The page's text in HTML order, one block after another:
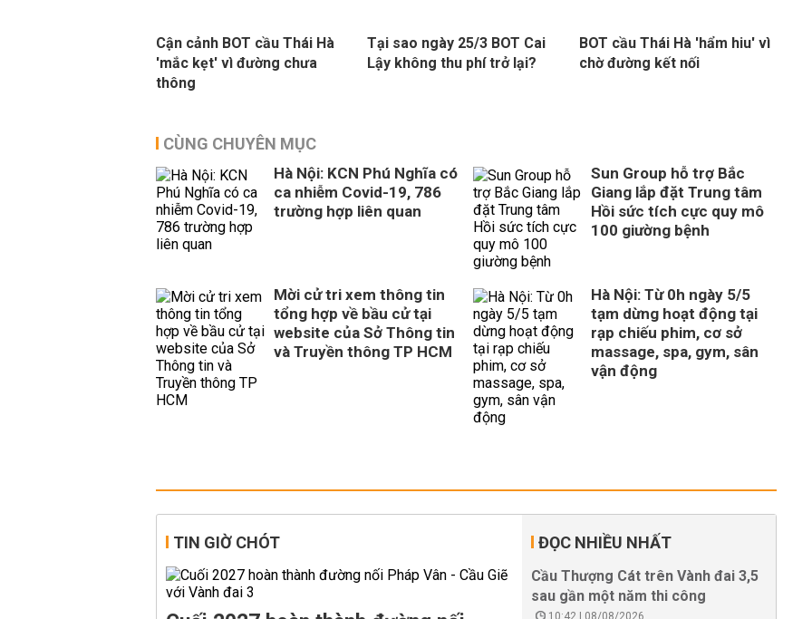
Cận cảnh BOT cầu Thái Hà
'mắc kẹt' vì đường chưa
thông
Tại sao ngày 25/3 BOT Cai
Lậy không thu phí trở lại?
BOT cầu Thái Hà 'hẩm hiu' vì
chờ đường kết nối
CÙNG CHUYÊN MỤC
Hà Nội: KCN Phú Nghĩa có
ca nhiễm Covid-19, 786
trường hợp liên quan
Sun Group hỗ trợ Bắc
Giang lắp đặt Trung tâm
Hồi sức tích cực quy mô
100 giường bệnh
Mời cử tri xem thông tin
tổng hợp về bầu cử tại
website của Sở Thông tin
và Truyền thông TP HCM
Hà Nội: Từ 0h ngày 5/5
tạm dừng hoạt động tại
rạp chiếu phim, cơ sở
massage, spa, gym, sân
vận động
TIN GIỜ CHÓT ĐỌC NHIỀU NHẤT
Cầu Thượng Cát trên Vành đai 3,5
sau gần một năm thi công
10:42 | 08/08/2026